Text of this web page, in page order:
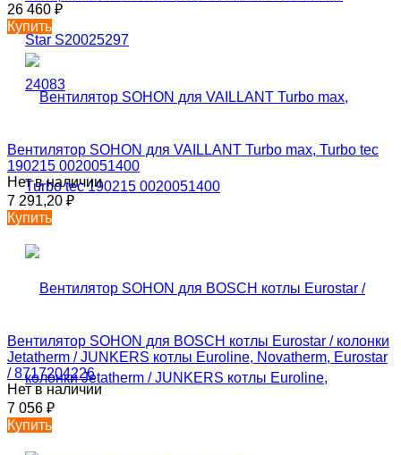
26 460 ₽
Купить
Вентилятор SOHON для VAILLANT Turbo max, Turbo tec
190215 0020051400
Нет в наличии
7 291,20 ₽
Купить
Вентилятор SOHON для BOSCH котлы Eurostar / колонки
Jetatherm / JUNKERS котлы Euroline, Novatherm, Eurostar
/ 8717204226
Нет в наличии
7 056 ₽
Купить